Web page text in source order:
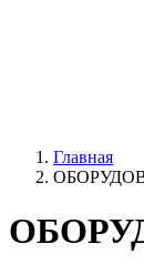
Главная